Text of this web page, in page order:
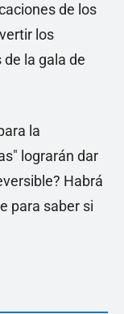
de los
los
la gala de
la
lograrán dar
Habrá
para saber si